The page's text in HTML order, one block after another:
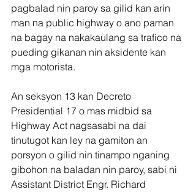
pagbalad nin paroy sa gilid kan arin
man na public highway o ano paman
na bagay na nakakaulang sa trafico na
pueding gikanan nin aksidente kan
mga motorista.
An seksyon 13 kan Decreto
Presidential 17 o mas midbid sa
Highway Act nagsasabi na dai
tinutugot kan ley na gamiton an
porsyon o gilid nin tinampo nganing
gibohon na baladan nin paroy, sabi ni
Assistant District Engr. Richard